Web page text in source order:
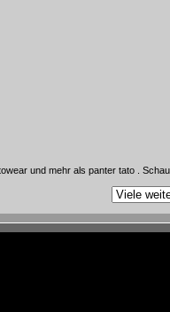
und mehr als panter tato .